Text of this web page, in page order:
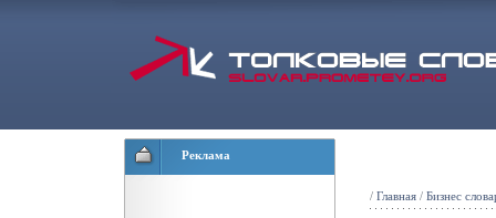
Реклама
/ Главная / Бизнес